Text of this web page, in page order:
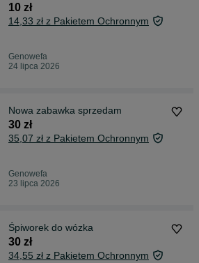
10 zł
14,33 zł z Pakietem Ochronnym
Genowefa
24 lipca 2026
Nowa zabawka sprzedam
30 zł
35,07 zł z Pakietem Ochronnym
Genowefa
23 lipca 2026
Śpiworek do wózka
30 zł
34,55 zł z Pakietem Ochronnym